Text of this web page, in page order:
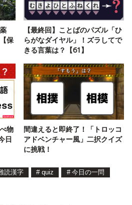
保
【最終回】ことばのパズル「ひ
らがなダイヤル」！ズラしてで
きる言葉は？【61】
物
日
間違えると即終了！「トロッコ
アドベンチャー風」二択クイズ
に挑戦！
読漢字 # quiz # 今日の一問